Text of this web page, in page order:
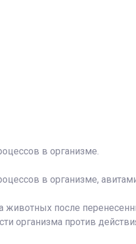
в организме.
в организме,
после
организма против